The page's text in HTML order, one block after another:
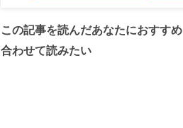
この記事を読んだあなたにおすすめ
合わせて読みたい